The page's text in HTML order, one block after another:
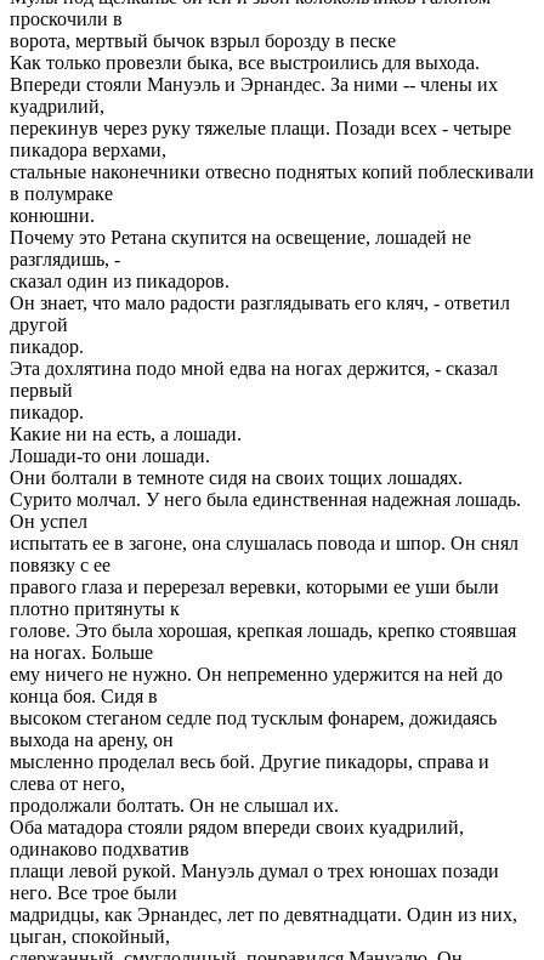
проскочили в
ворота, мертвый бычок взрыл борозду в песке
Как только провезли быка, все выстроились для выхода.
Впереди стояли Мануэль и Эрнандес. За ними -- члены их
куадрилий,
перекинув через руку тяжелые плащи. Позади всех - четыре
пикадора верхами,
стальные наконечники отвесно поднятых копий поблескивали
в полумраке
конюшни.
Почему это Ретана скупится на освещение, лошадей не
разглядишь, -
сказал один из пикадоров.
Он знает, что мало радости разглядывать его кляч, - ответил
другой
пикадор.
Эта дохлятина подо мной едва на ногах держится, - сказал
первый
пикадор.
Какие ни на есть, а лошади.
Лошади-то они лошади.
Они болтали в темноте сидя на своих тощих лошадях.
Сурито молчал. У него была единственная надежная лошадь.
Он успел
испытать ее в загоне, она слушалась повода и шпор. Он снял
повязку с ее
правого глаза и перерезал веревки, которыми ее уши были
плотно притянуты к
голове. Это была хорошая, крепкая лошадь, крепко стоявшая
на ногах. Больше
ему ничего не нужно. Он непременно удержится на ней до
конца боя. Сидя в
высоком стеганом седле под тусклым фонарем, дожидаясь
выхода на арену, он
мысленно проделал весь бой. Другие пикадоры, справа и
слева от него,
продолжали болтать. Он не слышал их.
Оба матадора стояли рядом впереди своих куадрилий,
одинаково подхватив
плащи левой рукой. Мануэль думал о трех юношах позади
него. Все трое были
мадридцы, как Эрнандес, лет по девятнадцати. Один из них,
цыган, спокойный,